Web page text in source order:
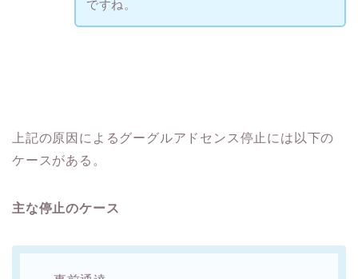
ですね。
上記の原因によるグーグルアドセンス停止には以下の
ケースがある。
主な停止のケース